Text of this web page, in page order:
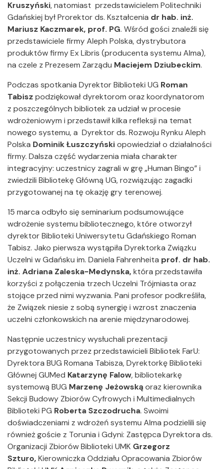
Kruszyński, natomiast przedstawicielem Politechniki
Gdańskiej był Prorektor ds. Kształcenia dr hab. inż.
Mariusz Kaczmarek, prof. PG. Wśród gości znaleźli się
przedstawiciele firmy Aleph Polska, dystrybutora
produktów firmy Ex Libris (producenta systemu Alma),
na czele z Prezesem Zarządu Maciejem Dziubeckim.
Podczas spotkania Dyrektor Biblioteki UG Roman
Tabisz podziękował dyrektorom oraz koordynatorom
z poszczególnych bibliotek za udział w procesie
wdrożeniowym i przedstawił kilka refleksji na temat
nowego systemu, a Dyrektor ds. Rozwoju Rynku Aleph
Polska Dominik Łuszczyńskiopowiedział o działalności
firmy. Dalsza część wydarzenia miała charakter
integracyjny: uczestnicy zagrali w grę „Human Bingo” i
zwiedzili Bibliotekę Główną UG, rozwiązując zagadki
przygotowanej na tę okazję gry terenowej.
15 marca odbyło się seminarium podsumowujące
wdrożenie systemu bibliotecznego, które otworzył
dyrektor Biblioteki Uniwersytetu Gdańskiego Roman
Tabisz. Jako pierwsza wystąpiła Dyrektorka Związku
Uczelni w Gdańsku im. Daniela Fahrenheita prof. dr hab.
inż. Adriana Zaleska-Medynska,która przedstawiła
korzyści z połączenia trzech Uczelni Trójmiasta oraz
stojące przed nimi wyzwania. Pani profesor podkreśliła,
że Związek niesie z sobą synergię i wzrost znaczenia
uczelni członkowskich na arenie międzynarodowej.
Następnie uczestnicy wysłuchali prezentacji
przygotowanych przez przedstawicieli Bibliotek FarU:
Dyrektora BUG Romana Tabisza, Dyrektorkę Biblioteki
Głównej GUMed Katarzynę Falow, bibliotekarkę
systemową BUG Marzenę Jeżowskąoraz kierownika
Sekcji Budowy Zbiorów Cyfrowych i Multimedialnych
Biblioteki PG Roberta Szczodrucha. Swoimi
doświadczeniami z wdrożeń systemu Alma podzielili się
również goście z Torunia i Gdyni: Zastępca Dyrektora ds.
Organizacji Zbiorów Biblioteki UMK Grzegorz
Szturo,Kierowniczka Oddziału Opracowania Zbiorów